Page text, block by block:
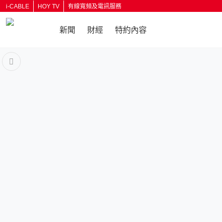
i-CABLE HOY TV 有線寬頻及電訊服務
新聞 財經 特約內容